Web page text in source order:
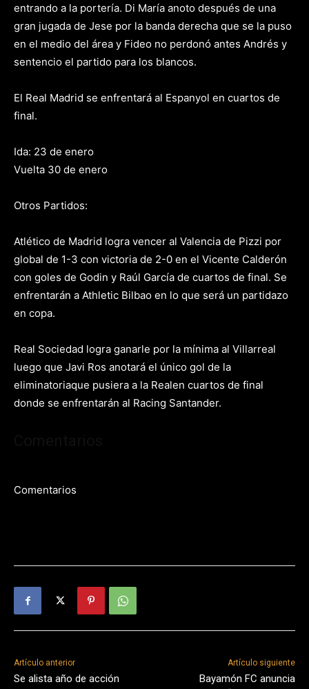
entrando a la portería. Di María anoto después de una
gran jugada de Jese por la banda derecha que se la puso
en el medio del área y Fideo no perdonó antes Andrés y
sentencio el partido para los blancos.
El Real Madrid se enfrentará al Espanyol en cuartos de
final.
Ida: 23 de enero
Vuelta 30 de enero
Otros Partidos:
Atlético de Madrid logra vencer al Valencia de Pizzi por
global de 1-3 con victoria de 2-0 en el Vicente Calderón
con goles de Godin y Raúl García de cuartos de final. Se
enfrentarán a Athletic Bilbao en lo que será un partidazo
en copa.
Real Sociedad logra ganarle por la mínima al Villarreal
luego que Javi Ros anotará el único gol de la
eliminatoriaque pusiera a la Realen cuartos de final
donde se enfrentarán al Racing Santander.
Comentarios
Artículo anterior
Se alista año de acción
Artículo siguiente
Bayamón FC anuncia